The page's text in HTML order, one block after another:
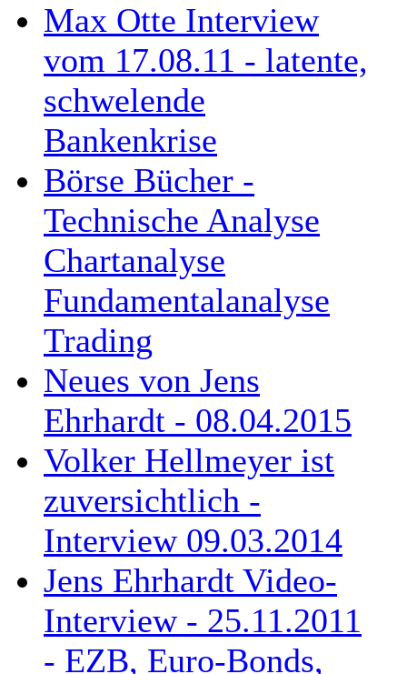
Max Otte Interview
vom 17.08.11 - latente,
schwelende
Bankenkrise
Börse Bücher -
Technische Analyse
Chartanalyse
Fundamentalanalyse
Trading
Neues von Jens
Ehrhardt - 08.04.2015
Volker Hellmeyer ist
zuversichtlich -
Interview 09.03.2014
Jens Ehrhardt Video-
Interview - 25.11.2011
- EZB, Euro-Bonds,